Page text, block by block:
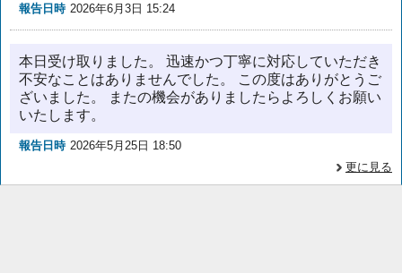
報告日時 2026年6月3日 15:24
本日受け取りました。 迅速かつ丁寧に対応していただき
不安なことはありませんでした。 この度はありがとうご
ざいました。 またの機会がありましたらよろしくお願い
いたします。
報告日時 2026年5月25日 18:50
更に見る